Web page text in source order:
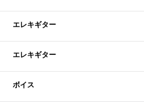
エレキギター
エレキギター
ボイス